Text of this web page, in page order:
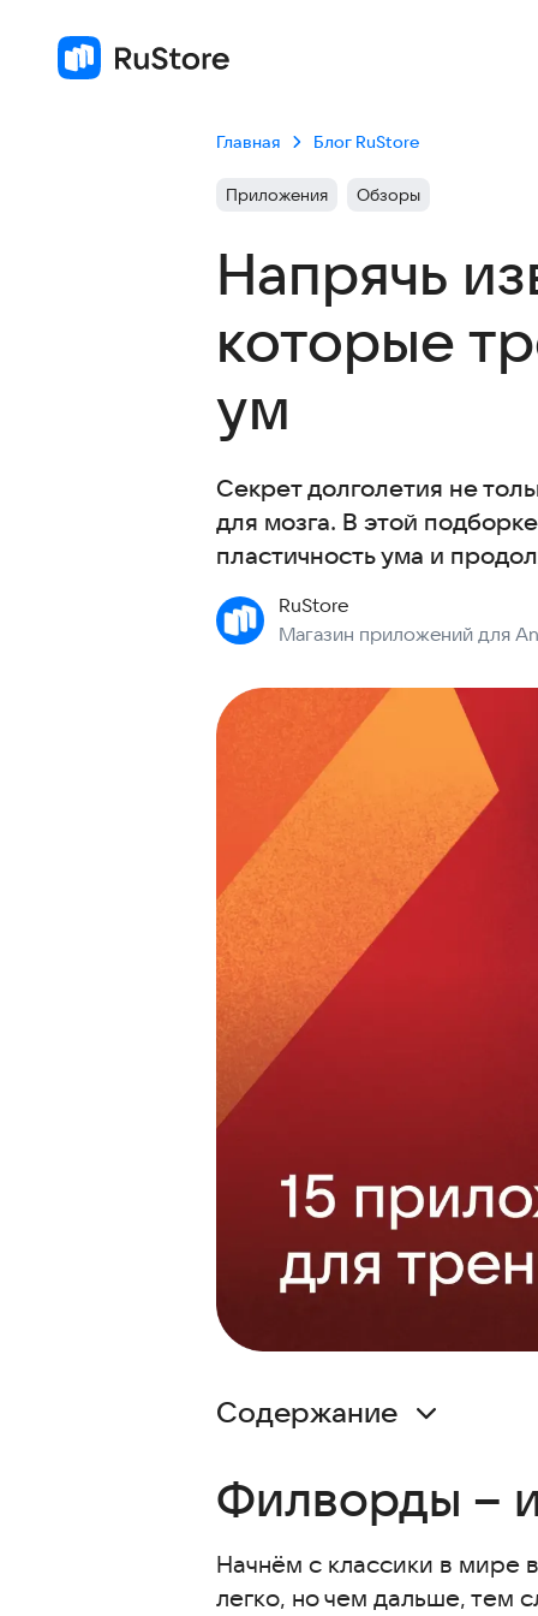
Главная Блог RuStore
Приложения Обзоры
Напрячь
которые
ум
Секрет долголетия не
для мозга. В этой
пластичность ума и
RuStore
Магазин приложений для
Содержание
Пазлы для взрослых офлайн
NeuroNation
Математор
1000 и одна задача на логику
Филворды –
Начнём с классики в мире
легко, но чем дальше, тем